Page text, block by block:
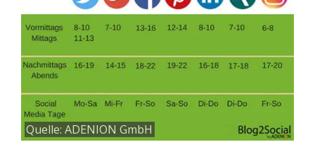
Quelle: ADENION GmbH